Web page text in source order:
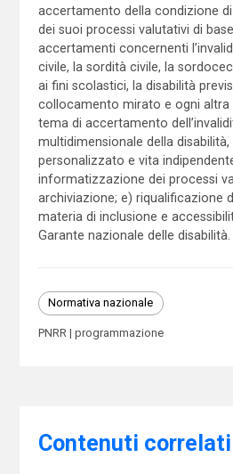
accertamento della condizione
dei suoi processi valutativi di
accertamenti concernenti
civile, la sordità civile, la
ai fini scolastici, la disabilità
collocamento mirato e ogni altra
tema di accertamento
multidimensionale della
personalizzato e vita
informatizzazione dei processi
archiviazione; e) riqualificazione
materia di inclusione e
Garante nazionale delle disabilità.
Normativa nazionale
PNRR programmazione
Contenuti correlati